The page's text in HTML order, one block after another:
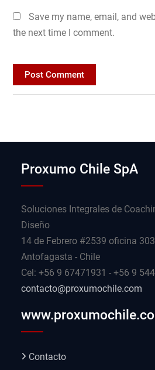
Save my name, email, and
the next time I comment.
Proxumo Chile SpA
Soluciones Integrales de
Diseño
14 de Febrero #2539 oficina 303
Antofagasta - Chile
Cel: +56 9 67471931 - +56 9
contacto@proxumochile.com
Contacto